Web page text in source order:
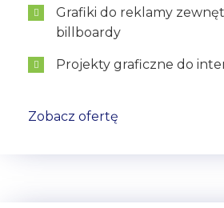
Grafiki do reklamy
billboardy
Projekty graficzne do
Zobacz ofertę